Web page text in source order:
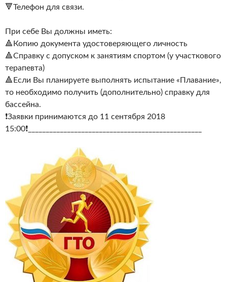
🔻Телефон для связи.
При себе Вы должны иметь:
🔺Копию документа удостоверяющего личность
🔺Справку с допуском к занятиям спортом (у участкового
терапевта)
🔺Если Вы планируете выполнять испытание «Плавание»,
то необходимо получить (дополнительно) справку для
бассейна.
❗Заявки принимаются до 11 сентября 2018
15:00❗_________________________________________________